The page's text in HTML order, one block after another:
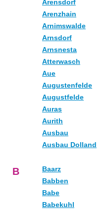
Arensdorf
Arenzhain
Arnimswalde
Arnsdorf
Arnsnesta
Atterwasch
Aue
Augustenfelde
Augustfelde
Auras
Aurith
Ausbau
Ausbau Dolland
B
Baarz
Babben
Babe
Babekuhl